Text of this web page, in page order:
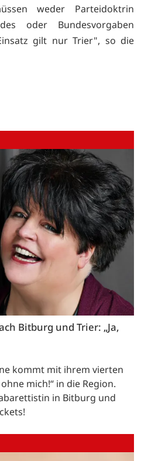
weder Parteidoktrin
oder Bundesvorgaben
gilt nur Trier", so die
Bitburg und Trier: „Ja,
kommt mit ihrem vierten
mich!“ in die Region.
in Bitburg und